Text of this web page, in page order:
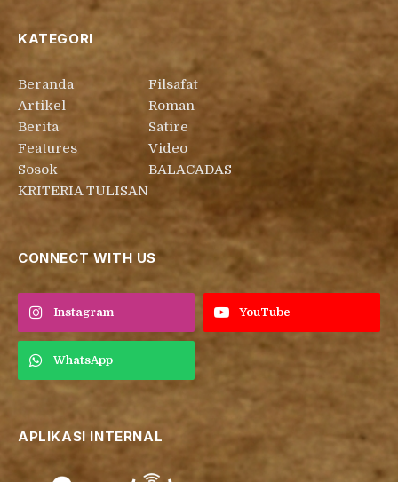
KATEGORI
Beranda
Artikel
Berita
Features
Sosok
KRITERIA TULISAN
Filsafat
Roman
Satire
Video
BALACADAS
CONNECT WITH US
Instagram YouTube
WhatsApp
APLIKASI INTERNAL